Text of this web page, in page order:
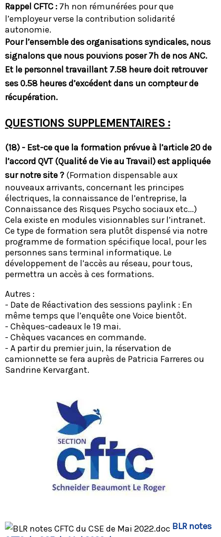
Rappel CFTC : 7h non rémunérées pour que
l’employeur verse la contribution solidarité
autonomie.
Pour l’ensemble des organisations syndicales, nous
signalons que nous pouvions poser 7h de nos ANC.
Et le personnel travaillant 7.58 heure doit retrouver
ses 0.58 heures d’excédent dans un compteur de
récupération.
QUESTIONS SUPPLEMENTAIRES :
(18) - Est-ce que la formation prévue à l’article 20 de
l’accord QVT (Qualité de Vie au Travail) est appliquée
sur notre site ? (Formation dispensable aux
nouveaux arrivants, concernant les principes
électriques, la connaissance de l’entreprise, la
Connaissance des Risques Psycho sociaux etc...)
Cela existe en modules visionnables sur l’intranet.
Ce type de formation sera plutôt dispensé via notre
programme de formation spécifique local, pour les
personnes sans terminal informatique. Le
développement de l’accès au réseau, pour tous,
permettra un accès à ces formations.
Autres :
- Date de Réactivation des sessions paylink : En
même temps que l’enquête one Voice bientôt.
- Chèques-cadeaux le 19 mai.
- Chèques vacances en commande.
- A partir du premier juin, la réservation de
camionnette se fera auprès de Patricia Farreres ou
Sandrine Kervargant.
BLR notes